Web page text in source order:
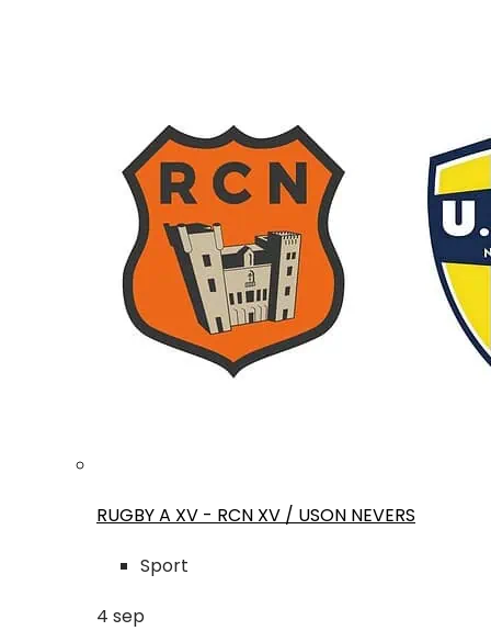
RUGBY A XV - RCN XV / USON NEVERS
Sport
4 sep